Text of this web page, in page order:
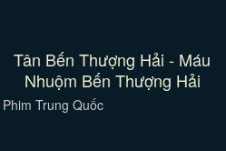
Tân Bến Thượng Hải - Máu
Nhuộm Bến Thượng Hải
Phim Trung Quốc